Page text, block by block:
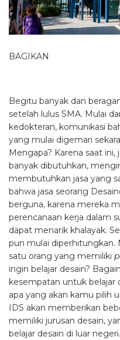
BAGIKAN
Begitu banyak dan
setelah lulus SMA. Mulai
kedokteran, komunikasi
yang mulai digemari
Mengapa? Karena saat
banyak dibutuhkan,
membutuhkan jasa yang
bahwa jasa seorang
berguna, karena mereka
perencanaan kerja dalam
dapat menarik khalayak.
pun mulai diperhitungkan.
satu orang yang memiliki
ingin belajar desain?
kesempatan untuk belajar
apa yang akan kamu pilih
IDS akan memberikan
memiliki jurusan desain,
belajar desain di luar negeri.